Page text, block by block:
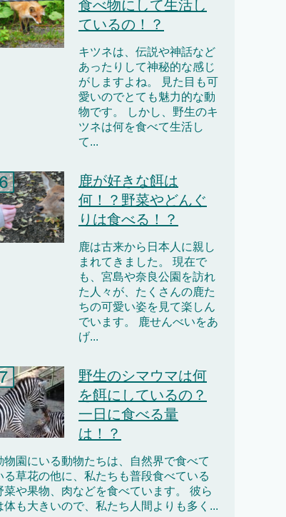
食べ物にして生活し
ているの！？
キツネは、伝説や神話など
あったりして神秘的な感じ
がしますよね。 見た目も可
愛いのでとても魅力的な動
物です。 しかし、野生のキ
ツネは何を食べて生活し
て...
鹿が好きな餌は
何！？野菜やどんぐ
りは食べる！？
鹿は古来から日本人に親し
まれてきました。 現在で
も、宮島や奈良公園を訪れ
た人々が、たくさんの鹿た
ちの可愛い姿を見て楽しん
でいます。 鹿せんべいをあ
げ...
野生のシマウマは何
を餌にしているの？
一日に食べる量
は！？
物園にいる動物たちは、自然界で食べて
る草花の他に、私たちも普段食べている
菜や果物、肉などを食べています。 彼ら
体も大きいので、私たち人間よりも多く...